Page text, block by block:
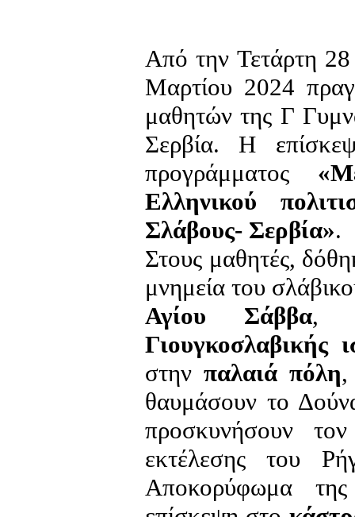
Από την Τετάρτη
Μαρτίου 2024
μαθητών της Γ
Σερβία. Η
προγράμματος
Ελληνικού
Σλάβους- Σερβία».
Στους μαθητές,
μνημεία του
Αγίου Σάββα,
Γιουγκοσλαβικής
στην παλαιά πόλη,
θαυμάσουν το
προσκυνήσουν
εκτέλεσης του
Αποκορύφωμα